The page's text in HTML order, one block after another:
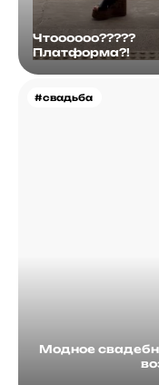
Чтоооооо?????
Платформа?!
#свадьба
Модное